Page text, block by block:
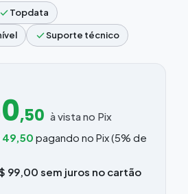
checkTopdata
checkSuporte técnico
,50 à vista no Pix
49,50 pagando no Pix (5% de
99,00 sem juros no cartão